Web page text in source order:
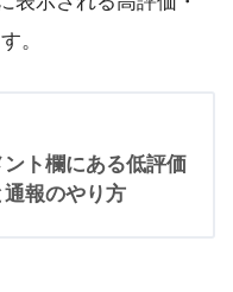
。
ト欄にある低評価
報のやり方